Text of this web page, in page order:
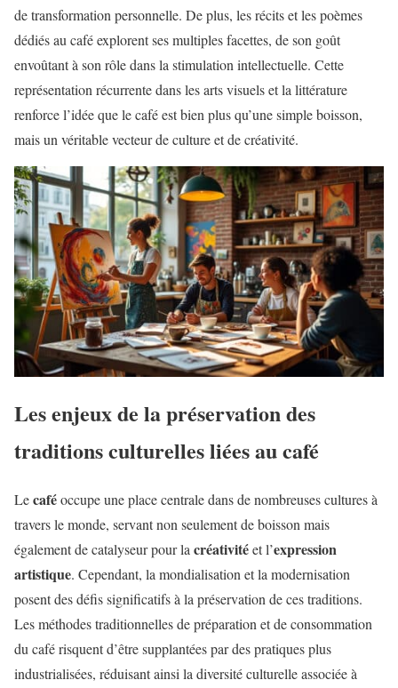
de transformation personnelle. De plus, les récits et les poèmes
dédiés au café explorent ses multiples facettes, de son goût
envoûtant à son rôle dans la stimulation intellectuelle. Cette
représentation récurrente dans les arts visuels et la littérature
renforce l’idée que le café est bien plus qu’une simple boisson,
mais un véritable vecteur de culture et de créativité.
Les enjeux de la préservation des
traditions culturelles liées au café
Lecaféoccupe une place centrale dans de nombreuses cultures à
travers le monde, servant non seulement de boisson mais
également de catalyseur pour lacréativitéet l’expression
artistique. Cependant, la mondialisation et la modernisation
posent des défis significatifs à la préservation de ces traditions.
Les méthodes traditionnelles de préparation et de consommation
du café risquent d’être supplantées par des pratiques plus
industrialisées, réduisant ainsi la diversité culturelle associée à